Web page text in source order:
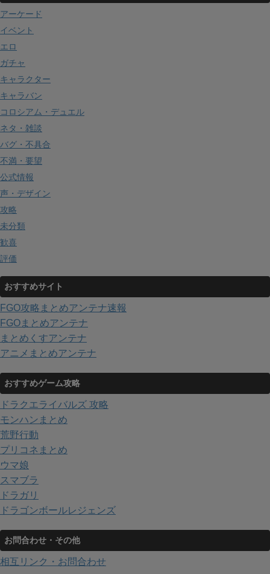
アーケード
イベント
エロ
ガチャ
キャラクター
キャラバン
コロシアム・デュエル
ネタ・雑談
バグ・不具合
不満・要望
公式情報
声・デザイン
攻略
未分類
歓喜
評価
おすすめサイト
FGO攻略まとめアンテナ速報
FGOまとめアンテナ
まとめくすアンテナ
アニメまとめアンテナ
おすすめゲーム攻略
ドラクエライバルズ 攻略
モンハンまとめ
荒野行動
プリコネまとめ
ウマ娘
スマブラ
ドラガリ
ドラゴンボールレジェンズ
お問合わせ・その他
相互リンク・お問合わせ